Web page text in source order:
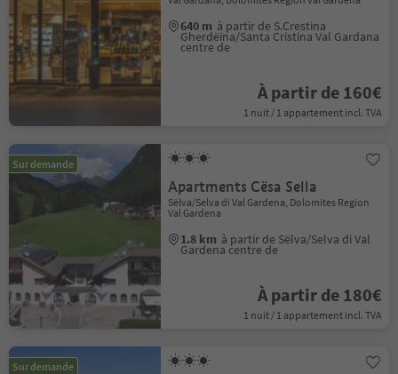
640 m à partir de S.Crestina
Gherdëina/Santa Cristina Val Gardana
centre de
À partir de 160€
1 nuit / 1 appartement incl. TVA
Sur demande
Apartments Cësa Sella
Sëlva/Selva di Val Gardena, Dolomites Region
Val Gardena
1.8 km à partir de Sëlva/Selva di Val
Gardena centre de
À partir de 180€
1 nuit / 1 appartement incl. TVA
Sur demande